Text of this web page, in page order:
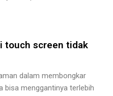
touch screen tidak
dalam membongkar
bisa menggantinya terlebih